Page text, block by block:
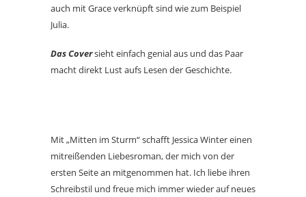
auch mit Grace verknüpft sind wie zum Beispiel
Julia.
Das Coversieht einfach genial aus und das Paar
macht direkt Lust aufs Lesen der Geschichte.
Mit „Mitten im Sturm“ schafft Jessica Winter einen
mitreißenden Liebesroman, der mich von der
ersten Seite an mitgenommen hat. Ich liebe ihren
Schreibstil und freue mich immer wieder auf neues